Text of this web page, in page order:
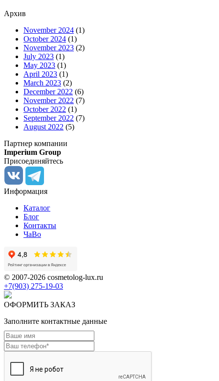
Архив
November 2024 (1)
October 2024 (1)
November 2023 (2)
July 2023 (1)
May 2023 (1)
April 2023 (1)
March 2023 (2)
December 2022 (6)
November 2022 (7)
October 2022 (1)
September 2022 (7)
August 2022 (5)
Партнер компании
Imperium Group
Присоединяйтесь
Информация
Каталог
Блог
Контакты
ЧаВо
© 2007-2026 cosmetolog-lux.ru
+7(903) 275-19-03
ОФОРМИТЬ ЗАКАЗ
Заполните контактные данные